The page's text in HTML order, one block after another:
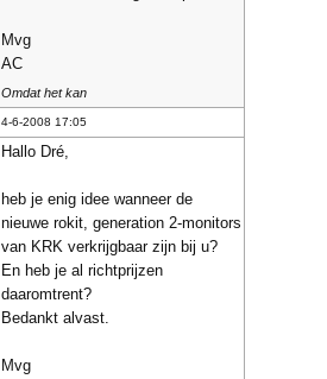
Mvg
AC
Omdat het kan
4-6-2008 17:05
Hallo Dré,
heb je enig idee wanneer de
nieuwe rokit, generation 2-monitors
van KRK verkrijgbaar zijn bij u?
En heb je al richtprijzen
daaromtrent?
Bedankt alvast.
Mvg